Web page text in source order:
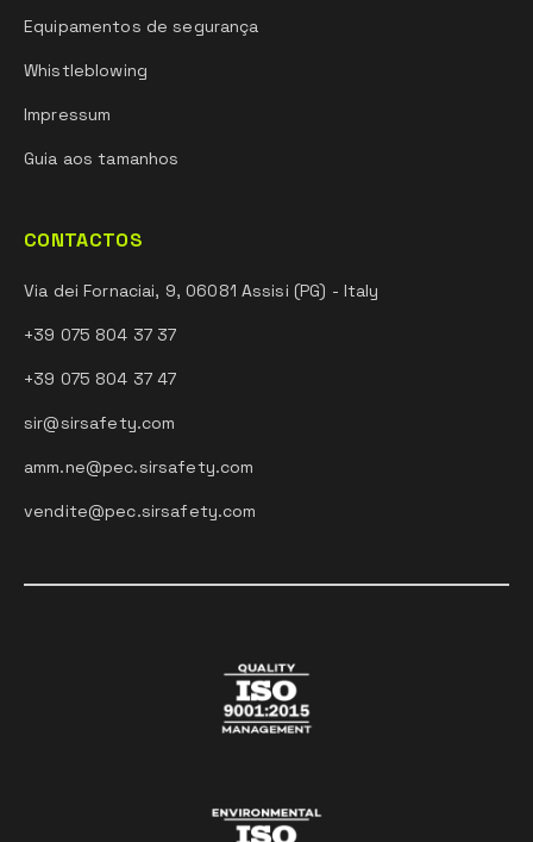
Equipamentos de segurança
Whistleblowing
Impressum
Guia aos tamanhos
CONTACTOS
Via dei Fornaciai, 9, 06081 Assisi (PG) - Italy
+39 075 804 37 37
+39 075 804 37 47
sir@sirsafety.com
amm.ne@pec.sirsafety.com
vendite@pec.sirsafety.com